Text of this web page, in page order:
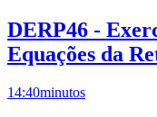
DERP46 -
Equações da
14:40minutos